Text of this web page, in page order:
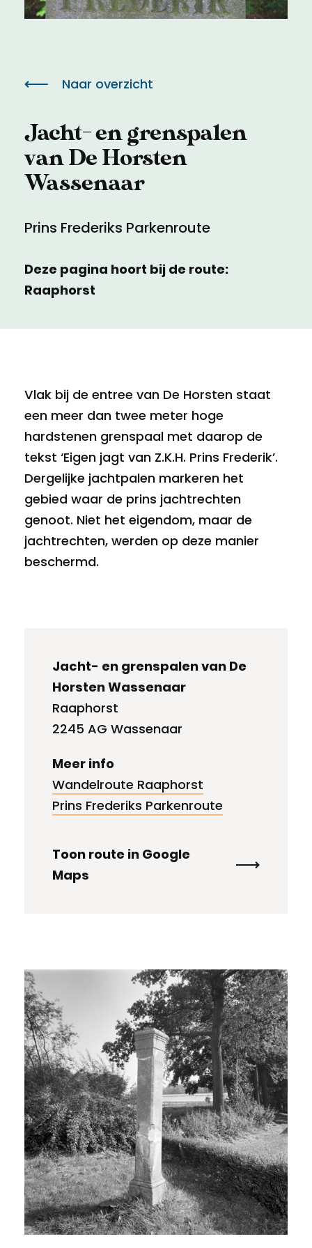
Jacht- en grenspalen
van De Horsten
Wassenaar
Prins Frederiks Parkenroute
Deze pagina hoort bij de route:
Raaphorst
Naar overzicht
Vlak bij de entree van De Horsten staat
een meer dan twee meter hoge
hardstenen grenspaal met daarop de
tekst ‘Eigen jagt van Z.K.H. Prins Frederik’.
Dergelijke jachtpalen markeren het
gebied waar de prins jachtrechten
genoot. Niet het eigendom, maar de
jachtrechten, werden op deze manier
beschermd.
Jacht- en grenspalen van De
Horsten Wassenaar
Raaphorst
2245 AG Wassenaar
Meer info
Wandelroute Raaphorst
Prins Frederiks Parkenroute
Toon route in Google
Maps